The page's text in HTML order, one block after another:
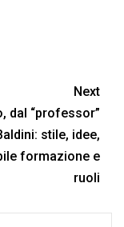
Next
dal “professor”
stile, idee,
formazione e
ruoli